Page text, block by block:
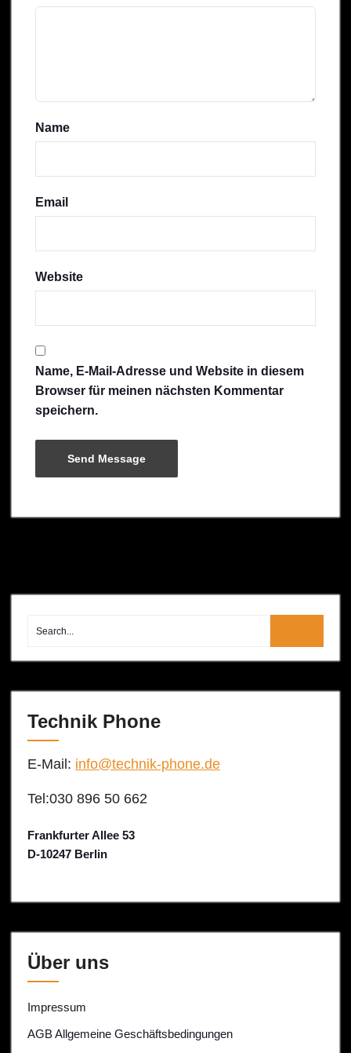
Name
Email
Website
Name, E-Mail-Adresse und Website in diesem
Browser für meinen nächsten Kommentar
speichern.
Technik Phone
E-Mail: info@technik-phone.de
Tel:030 896 50 662
Frankfurter Allee 53
D-10247 Berlin
Über uns
Impressum
AGB Allgemeine Geschäftsbedingungen